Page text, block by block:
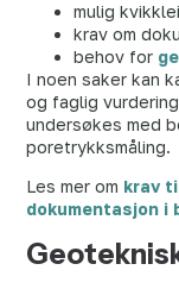
mulig
krav om
behov for
I noen saker kan
og faglig
undersøkes med
poretrykksmåling.
Les mer om krav
dokumentasjon i